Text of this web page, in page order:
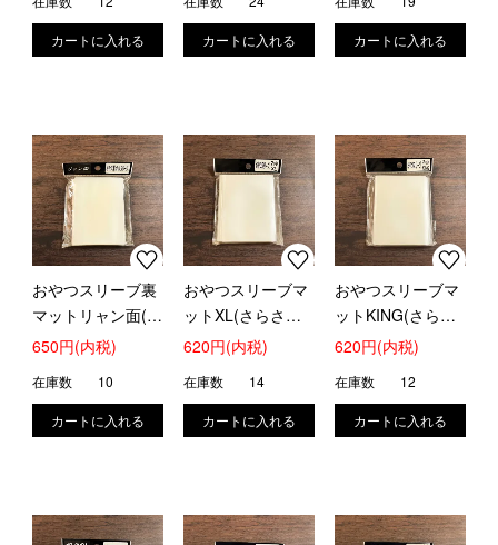
おやつスリーブ裏
マットリャン面(さ
らさら・ザラザラ
650円(内税)
在庫数 10
おやつスリーブマ
ットXL(さらさ
ら・ザラザラ加工)
620円(内税)
在庫数 14
おやつスリーブマ
ットKING(さらさ
ら・ザラザラ加工)
620円(内税)
在庫数 12